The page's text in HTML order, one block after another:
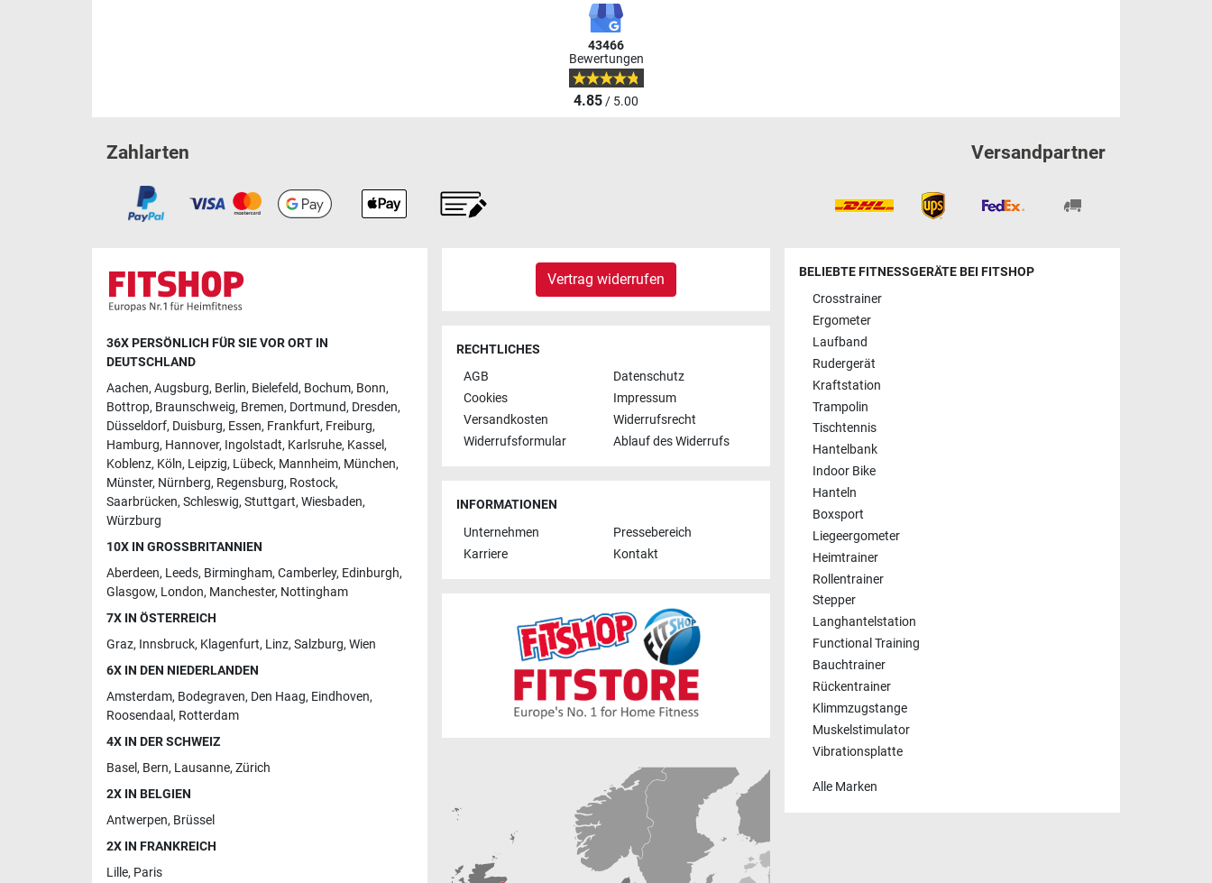
43466
Bewertungen
4.85/ 5.00
Zahlarten Versandpartner
36X PERSÖNLICH FÜR SIE VOR ORT IN
DEUTSCHLAND
Aachen, Augsburg, Berlin, Bielefeld, Bochum, Bonn,
Bottrop, Braunschweig, Bremen, Dortmund, Dresden,
Düsseldorf, Duisburg, Essen, Frankfurt, Freiburg,
Hamburg, Hannover, Ingolstadt, Karlsruhe, Kassel,
Koblenz, Köln, Leipzig, Lübeck, Mannheim, München,
Münster, Nürnberg, Regensburg, Rostock,
Saarbrücken, Schleswig, Stuttgart, Wiesbaden,
Würzburg
10X IN GROSSBRITANNIEN
Aberdeen, Leeds, Birmingham, Camberley, Edinburgh,
Glasgow, London, Manchester, Nottingham
7X IN ÖSTERREICH
Graz, Innsbruck, Klagenfurt, Linz, Salzburg, Wien
6X IN DEN NIEDERLANDEN
Amsterdam, Bodegraven, Den Haag, Eindhoven,
Roosendaal , Rotterdam
4X IN DER SCHWEIZ
Basel, Bern, Lausanne, Zürich
2X IN BELGIEN
Antwerpen, Brüssel
2X IN FRANKREICH
Lille, Paris
Vertrag widerrufen
RECHTLICHES
AGB
Datenschutz
Cookies
Impressum
Versandkosten
Widerrufsrecht
Widerrufsformular
Ablauf des Widerrufs
INFORMATIONEN
Unternehmen
Pressebereich
Karriere
Kontakt
BELIEBTE FITNESSGERÄTE BEI FITSHOP
Crosstrainer
Ergometer
Laufband
Rudergerät
Kraftstation
Trampolin
Tischtennis
Hantelbank
Indoor Bike
Hanteln
Boxsport
Liegeergometer
Heimtrainer
Rollentrainer
Stepper
Langhantelstation
Functional Training
Bauchtrainer
Rückentrainer
Klimmzugstange
Muskelstimulator
Vibrationsplatte
Alle Marken